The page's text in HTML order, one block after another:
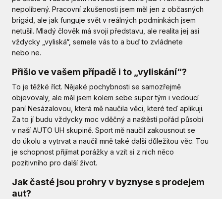
nepolíbený. Pracovní zkušenosti jsem měl jen z občasných
brigád, ale jak funguje svět v reálných podmínkách jsem
netušil. Mladý člověk má svoji představu, ale realita jej asi
vždycky „vyliská“, semele vás to a buď to zvládnete
nebo ne.
Přišlo ve vašem případě i to „vyliskání“?
To je těžké říct. Nějaké pochybnosti se samozřejmě
objevovaly, ale měl jsem kolem sebe super tým i vedoucí
paní Nesázalovou, která mě naučila věci, které teď aplikuji.
Za to jí budu vždycky moc vděčný a naštěstí pořád působí
v naší AUTO UH skupině. Sport mě naučil zakousnout se
do úkolu a vytrvat a naučil mně také další důležitou věc. Tou
je schopnost přijímat porážky a vzít si z nich něco
pozitivního pro další život.
Jak časté jsou prohry v byznyse s prodejem
aut?